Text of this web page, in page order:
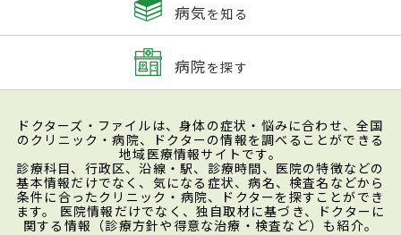
病気を知る
病院を探す
ドクターズ・ファイルは、身体の症状・悩みに合わせ、全国
のクリニック・病院、ドクターの情報を調べることができる
地域医療情報サイトです。
診療科目、行政区、沿線・駅、診療時間、医院の特徴などの
基本情報だけでなく、気になる症状、病名、検査名などから
条件に合ったクリニック・病院、ドクターを探すことができ
ます。 医院情報だけでなく、独自取材に基づき、ドクターに
関する情報（診療方針や得意な治療・検査など）も紹介。